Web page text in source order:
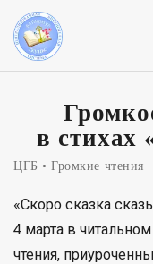
в стихах
ЦГБ Громкие чтения
«Скоро сказка
4 марта в
чтения,